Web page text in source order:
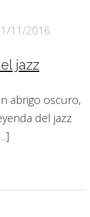
11/2016
jazz
abrigo oscuro,
del jazz